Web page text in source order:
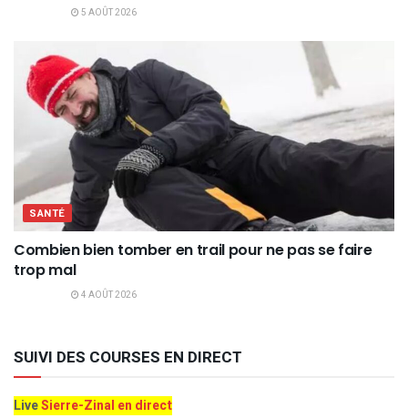
5 AOÛT 2026
SANTÉ
Combien bien tomber en trail pour ne pas se faire
trop mal
4 AOÛT 2026
SUIVI DES COURSES EN DIRECT
LiveSierre-Zinal en direct